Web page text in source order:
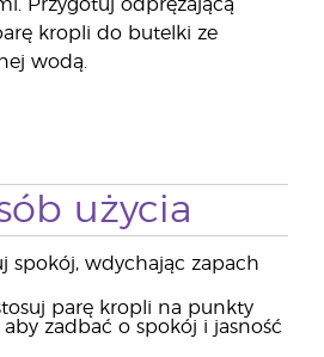
Przygotuj odprężającą
kropli do butelki ze
wodą.
użycia
spokój, wdychając zapach
parę kropli na punkty
zadbać o spokój i jasność